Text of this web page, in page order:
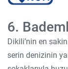
6.
Dikili’nin en
serin denizinin